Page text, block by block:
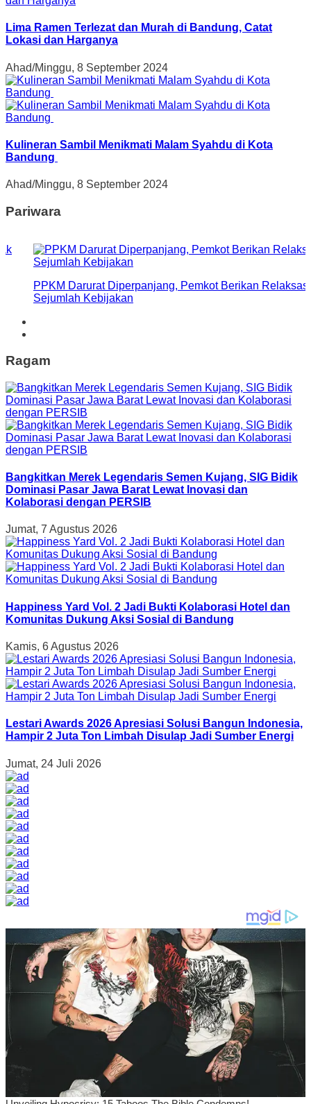
Lima Ramen Terlezat dan Murah di Bandung, Catat
Lokasi dan Harganya
Ahad/Minggu, 8 September 2024
Kulineran Sambil Menikmati Malam Syahdu di Kota
Bandung
Ahad/Minggu, 8 September 2024
Pariwara
PPKM Darurat Diperpanjang, Pemkot Berikan Relaksasi
Sejumlah Kebijakan
Ragam
Bangkitkan Merek Legendaris Semen Kujang, SIG Bidik
Dominasi Pasar Jawa Barat Lewat Inovasi dan
Kolaborasi dengan PERSIB
Jumat, 7 Agustus 2026
Happiness Yard Vol. 2 Jadi Bukti Kolaborasi Hotel dan
Komunitas Dukung Aksi Sosial di Bandung
Kamis, 6 Agustus 2026
Lestari Awards 2026 Apresiasi Solusi Bangun Indonesia,
Hampir 2 Juta Ton Limbah Disulap Jadi Sumber Energi
Jumat, 24 Juli 2026